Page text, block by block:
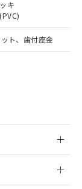
キ
ト、歯付座金
I-Web
必要が
社にご
法人を
明書
する
響を
お問
、取
の